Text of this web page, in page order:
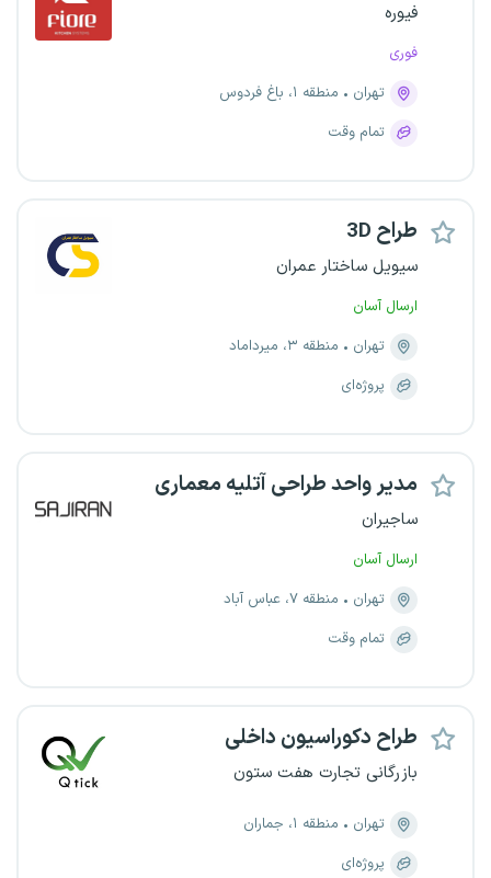
فیوره
فوری
تهران
منطقه ۱، باغ فردوس
تمام وقت
طراح 3D
سیویل ساختار عمران
ارسال آسان
تهران
منطقه ۳، میرداماد
پروژه‌ای
مدیر واحد طراحی آتلیه معماری
ساجیران
ارسال آسان
تهران
منطقه ۷، عباس آباد
تمام وقت
طراح دکوراسیون داخلی
بازرگانی تجارت هفت ستون
تهران
منطقه ۱، جماران
پروژه‌ای